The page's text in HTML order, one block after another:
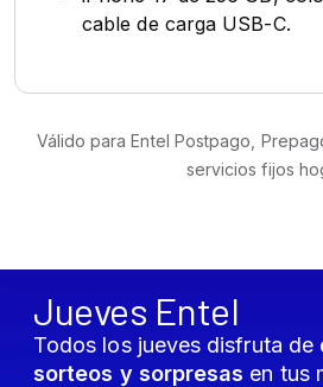
cable de carga USB-C.
Jueves Entel
Todos los jueves disfruta de
sorteos y sorpresas en tus